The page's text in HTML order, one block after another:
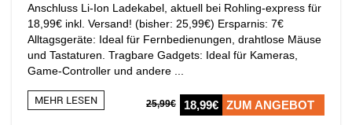
Anschluss Li-Ion Ladekabel, aktuell bei Rohling-express für
18,99€ inkl. Versand! (bisher: 25,99€) Ersparnis: 7€
Alltagsgeräte: Ideal für Fernbedienungen, drahtlose Mäuse
und Tastaturen. Tragbare Gadgets: Ideal für Kameras,
Game-Controller und andere ...
MEHR LESEN 25,99€ 18,99€ ZUM ANGEBOT